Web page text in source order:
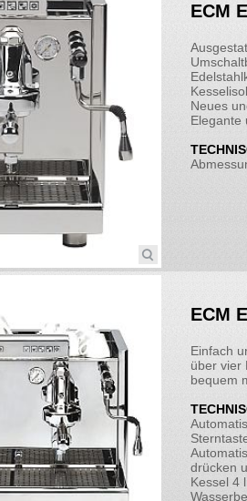
ECM
Neues
Elegante
ECM
Einfach
über vier
bequem
drücken
Kessel 4 l